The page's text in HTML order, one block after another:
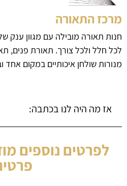
מרכז התאורה
חנות תאורה מובילה עם מגוון ענק
לכל חלל ולכל צורך. תאורת פנים,
מנורות שולחן איכותיים במקום
אז מה היה לנו בכתבה:
לפרטים נוספים